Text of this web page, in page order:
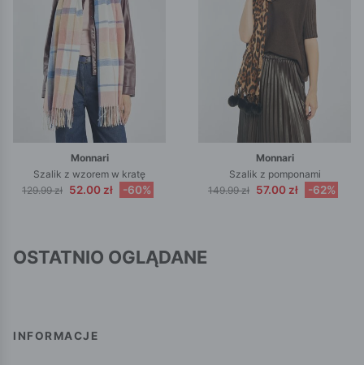
Monnari
Szalik z wzorem w kratę
129.99 zł 52.00 zł -60%
Monnari
Szalik z pomponami
149.99 zł 57.00 zł -62%
OSTATNIO OGLĄDANE
INFORMACJE